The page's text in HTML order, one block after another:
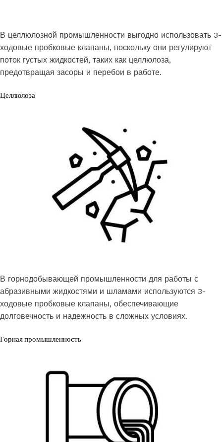
В целлюлозной промышленности выгодно использовать 3-
ходовые пробковые клапаны, поскольку они регулируют
поток густых жидкостей, таких как целлюлоза,
предотвращая засоры и перебои в работе.
Целлюлоза
В горнодобывающей промышленности для работы с
абразивными жидкостями и шламами используются 3-
ходовые пробковые клапаны, обеспечивающие
долговечность и надежность в сложных условиях.
Горная промышленность